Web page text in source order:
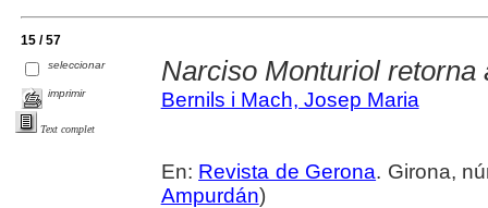
15 / 57
seleccionar
imprimir
Text complet
Narciso Monturiol retorna
Bernils i Mach, Josep Maria
En: Revista de Gerona. Girona,
Ampurdán)